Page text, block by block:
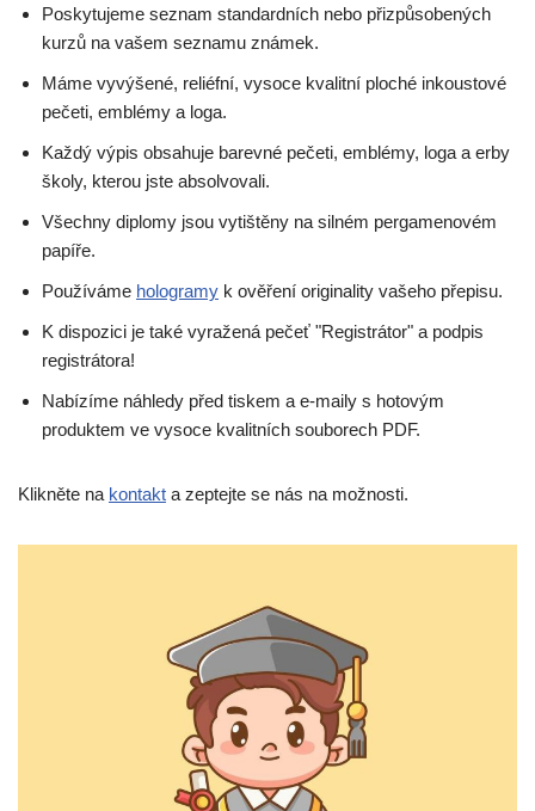
Poskytujeme seznam standardních nebo přizpůsobených
kurzů na vašem seznamu známek.
Máme vyvýšené, reliéfní, vysoce kvalitní ploché inkoustové
pečeti, emblémy a loga.
Každý výpis obsahuje barevné pečeti, emblémy, loga a erby
školy, kterou jste absolvovali.
Všechny diplomy jsou vytištěny na silném pergamenovém
papíře.
Používáme hologramy k ověření originality vašeho přepisu.
K dispozici je také vyražená pečeť "Registrátor" a podpis
registrátora!
Nabízíme náhledy před tiskem a e-maily s hotovým
produktem ve vysoce kvalitních souborech PDF.
Klikněte na kontakt a zeptejte se nás na možnosti.